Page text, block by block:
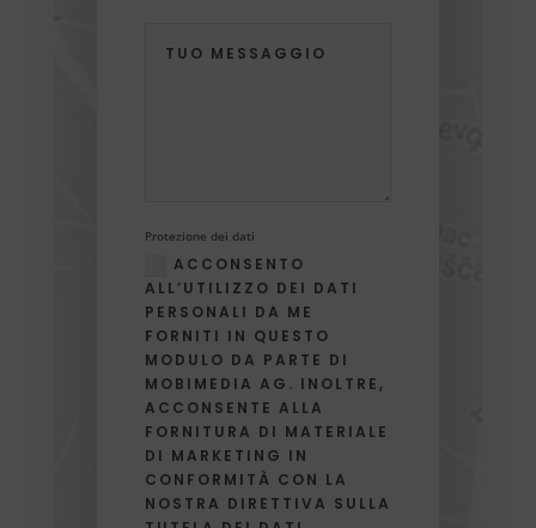
Protezione dei dati
ACCONSENTO
ALL’UTILIZZO DEI DATI
PERSONALI DA ME
FORNITI IN QUESTO
MODULO DA PARTE DI
MOBIMEDIA AG. INOLTRE,
ACCONSENTE ALLA
FORNITURA DI MATERIALE
DI MARKETING IN
CONFORMITÀ CON LA
NOSTRA DIRETTIVA SULLA